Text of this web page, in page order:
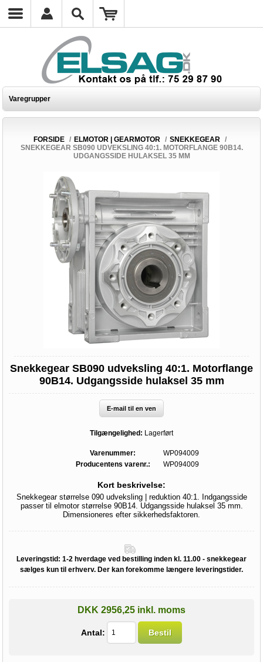
Varegrupper
FORSIDE / ELMOTOR | GEARMOTOR / SNEKKEGEAR /
SNEKKEGEAR SB090 UDVEKSLING 40:1. MOTORFLANGE 90B14.
UDGANGSSIDE HULAKSEL 35 MM
Snekkegear SB090 udveksling 40:1. Motorflange
90B14. Udgangsside hulaksel 35 mm
E-mail til en ven
Tilgængelighed: Lagerført
Varenummer:
WP094009
Producentens varenr.:
WP094009
Kort beskrivelse:
Snekkegear størrelse 090 udveksling | reduktion 40:1. Indgangsside
passer til elmotor størrelse 90B14. Udgangsside hulaksel 35 mm.
Dimensioneres efter sikkerhedsfaktoren.
Leveringstid: 1-2 hverdage ved bestilling inden kl. 11.00 - snekkegear
sælges kun til erhverv. Der kan forekomme længere leveringstider.
DKK 2956,25 inkl. moms
Antal: Bestil